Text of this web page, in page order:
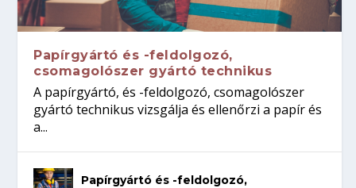
Papírgyártó és -feldolgozó,
csomagolószer gyártó technikus
A papírgyártó, és -feldolgozó, csomagolószer
gyártó technikus vizsgálja és ellenőrzi a papír és
a...
Papírgyártó és -feldolgozó,